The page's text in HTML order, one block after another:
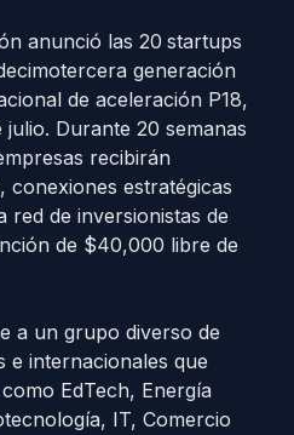
anunció las 20 startups
generación
de aceleración P18,
Durante 20 semanas
recibirán
conexiones estratégicas
red de inversionistas de
de $40,000 libre de
a un grupo diverso de
e internacionales que
EdTech, Energía
IT, Comercio